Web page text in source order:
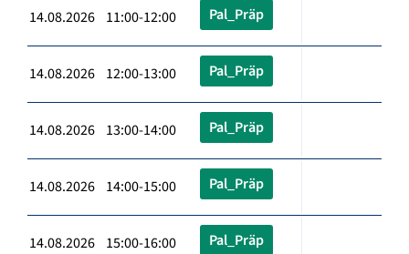
14.08.2026 11:00-12:00 Pal_Präp
14.08.2026 12:00-13:00 Pal_Präp
14.08.2026 13:00-14:00 Pal_Präp
14.08.2026 14:00-15:00 Pal_Präp
14.08.2026 15:00-16:00 Pal_Präp